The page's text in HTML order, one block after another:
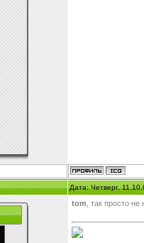
Дата: Четверг,
tom , так просто